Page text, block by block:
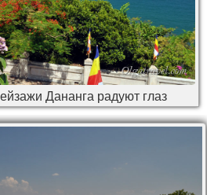
Дананга радуют глаз